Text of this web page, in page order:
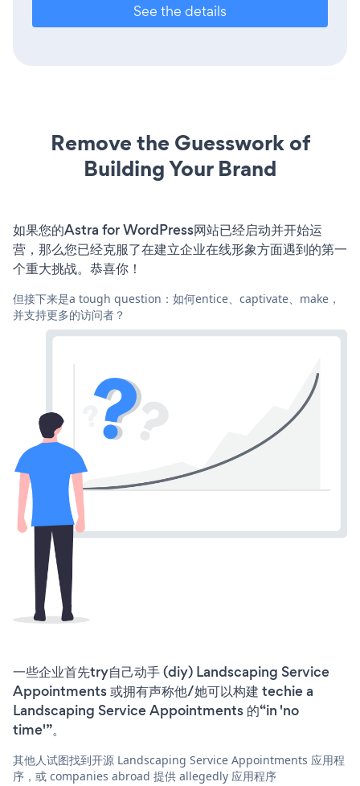
See the details
Remove the Guesswork of
Building Your Brand
如果您的Astra for WordPress网站已经启动并开始运
营，那么您已经克服了在建立企业在线形象方面遇到的第一
个重大挑战。恭喜你！
但接下来是a tough question：如何entice、captivate、make，
并支持更多的访问者？
一些企业首先try自己动手 (diy) Landscaping Service
Appointments 或拥有声称他/她可以构建 techie a
Landscaping Service Appointments 的“in 'no
time'”。
其他人试图找到开源 Landscaping Service Appointments 应用程
序，或 companies abroad 提供 allegedly 应用程序